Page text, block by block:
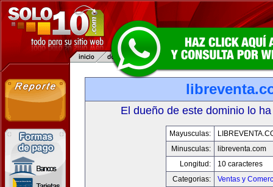
El dueño de este dominio lo
Mayusculas:
Minusculas:
libreventa.com
Longitud:
10 caracteres
Categorias:
Ventas y